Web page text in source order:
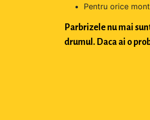
Pentru orice
Parbrizele nu mai
drumul. Daca ai o